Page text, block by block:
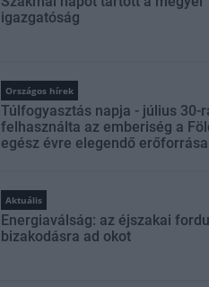
igazgatóság
Országos hírek
Túlfogyasztás napja - július 30-
felhasználta az emberiség a
egész évre elegendő
Aktuális
Energiaválság: az éjszakai
bizakodásra ad okot